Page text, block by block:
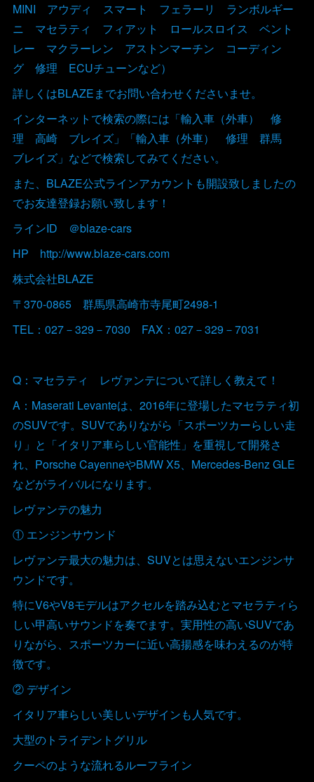
MINI アウディ スマート フェラーリ ランボルギー
ニ マセラティ フィアット ロールスロイス ベント
レー マクラーレン アストンマーチン コーディン
グ 修理 ECUチューンなど）
詳しくはBLAZEまでお問い合わせくださいませ。
インターネットで検索の際には「輸入車（外車） 修
理 高崎 ブレイズ」「輸入車（外車） 修理 群馬
ブレイズ」などで検索してみてください。
また、BLAZE公式ラインアカウントも開設致しましたの
でお友達登録お願い致します！
ラインID ＠blaze-cars
HP http://www.blaze-cars.com
株式会社BLAZE
〒370-0865 群馬県高崎市寺尾町2498-1
TEL：027－329－7030 FAX：027－329－7031
Q：マセラティ レヴァンテについて詳しく教えて！
A：Maserati Levanteは、2016年に登場したマセラティ初
のSUVです。SUVでありながら「スポーツカーらしい走
り」と「イタリア車らしい官能性」を重視して開発さ
れ、Porsche CayenneやBMW X5、Mercedes-Benz GLE
などがライバルになります。
レヴァンテの魅力
① エンジンサウンド
レヴァンテ最大の魅力は、SUVとは思えないエンジンサ
ウンドです。
特にV6やV8モデルはアクセルを踏み込むとマセラティら
しい甲高いサウンドを奏でます。実用性の高いSUVであ
りながら、スポーツカーに近い高揚感を味わえるのが特
徴です。
② デザイン
イタリア車らしい美しいデザインも人気です。
大型のトライデントグリル
クーペのような流れるルーフライン